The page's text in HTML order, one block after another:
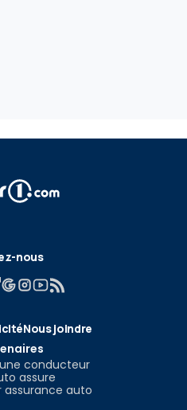
nous
Nous joindre
conducteur
assure
auto